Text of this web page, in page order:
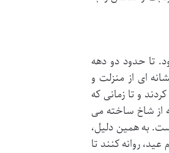
تا حدود دو دهه
ای از منزلت و
و تا زمانی که
از شاخ ساخته می
به همین دلیل،
روانه کنند تا